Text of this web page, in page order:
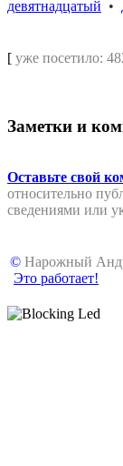
девятнадцатый •
[ уже посетило:
Заметки и
Оставьте свой
относительно
сведениями или
© Нарожный
Это работает!